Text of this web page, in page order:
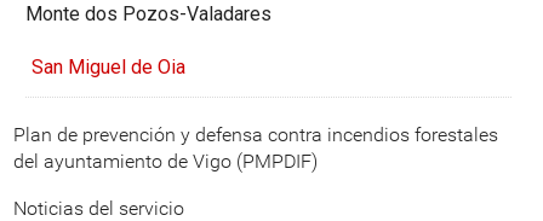
Monte dos Pozos-Valadares
San Miguel de Oia
Plan de prevención y defensa contra incendios forestales
del ayuntamiento de Vigo (PMPDIF)
Noticias del servicio